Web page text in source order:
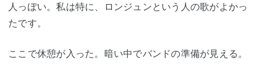
人っぽい。私は特に、ロンジュンという人の歌がよかっ
たです。
ここで休憩が入った。暗い中でバンドの準備が見える。